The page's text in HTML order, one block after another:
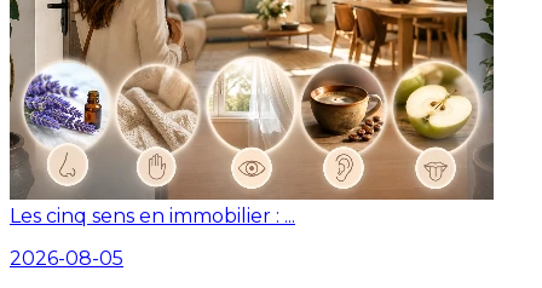
Les cinq sens en immobilier : ...
2026-08-05